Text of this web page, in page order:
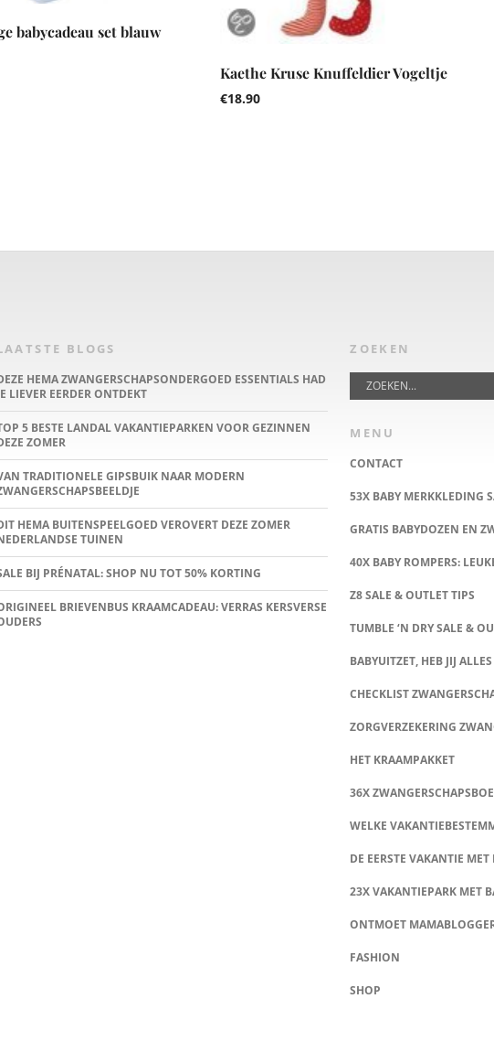
babycadeau set blauw
Kaethe Kruse Knuffeldier Vogeltje
€18.90
BLOGS
HEMA ZWANGERSCHAPSONDERGOED ESSENTIALS HAD
LIEVER EERDER ONTDEKT
5 BESTE LANDAL VAKANTIEPARKEN VOOR GEZINNEN
ZOMER
TRADITIONELE GIPSBUIK NAAR MODERN
HEMA BUITENSPEELGOED VEROVERT DEZE ZOMER
TUINEN
BIJ PRÉNATAL: SHOP NU TOT 50% KORTING
BRIEVENBUS KRAAMCADEAU: VERRAS KERSVERSE
ZOEKEN
MENU
CONTACT
53X BABY MERKKLEDING
GRATIS BABYDOZEN EN
40X BABY ROMPERS:
Z8 SALE & OUTLET TIPS
TUMBLE ‘N DRY SALE &
BABYUITZET, HEB JIJ
CHECKLIST
ZORGVERZEKERING
HET KRAAMPAKKET
36X
WELKE
DE EERSTE VAKANTIE MET
23X VAKANTIEPARK MET
ONTMOET
FASHION
SHOP